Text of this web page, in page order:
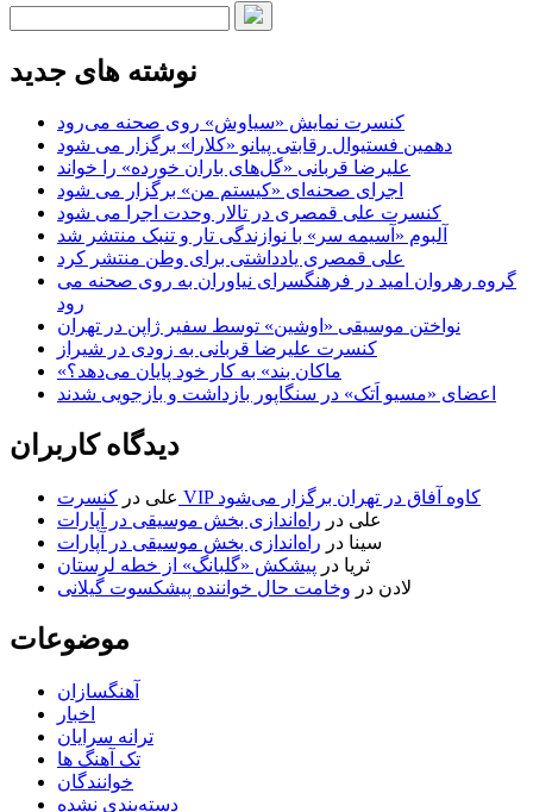
نوشته های جدید
کنسرت‌ نمایش «سیاوش» روی صحنه می‌رود
دهمین فستیوال رقابتی پیانو «کلارا» برگزار می شود
علیرضا قربانی «گل‌های باران خورده» را خواند
اجرای صحنه‌ای «کیستم من» برگزار می شود
کنسرت علی قمصری در تالار وحدت اجرا می شود
آلبوم «آسیمه سر» با نوازندگی تار و تنبک منتشر شد
علی قمصری یادداشتی برای وطن منتشر کرد
گروه رهروان امید در فرهنگسرای نیاوران به روی صحنه می
رود
نواختن موسیقی «اوشین» توسط سفیر ژاپن در تهران
کنسرت علیرضا قربانی به زودی در شیراز
«ماکان بند» به کار خود پایان می‌دهد؟
اعضای «مسیو اَتک» در سنگاپور بازداشت و بازجویی شدند
دیدگاه کاربران
علی در
کنسرت VIP کاوه آفاق در تهران برگزار می‌شود
علی در راه‌اندازی بخش موسیقی در آپارات
سینا در راه‌اندازی بخش موسیقی در آپارات
ثریا در پیشکش «گلبانگ» از خطه لرستان
لادن در وخامت حال خواننده پیشکسوت گیلانی
موضوعات
آهنگسازان
اخبار
ترانه سرایان
تک آهنگ ها
خوانندگان
دسته‌بندی نشده